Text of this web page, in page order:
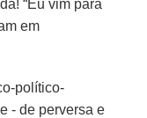
“Eu vim para
em
político-
- de perversa e